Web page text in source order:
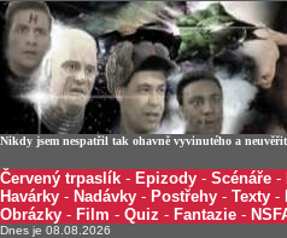
Nikdy jsem nespatřil tak ohavně vyvinutého a
Červený trpaslík - Epizody - Scénáře -
Havárky - Nadávky - Postřehy - Texty -
Obrázky - Film - Quiz - Fantazie -
Dnes je 08.08.2026